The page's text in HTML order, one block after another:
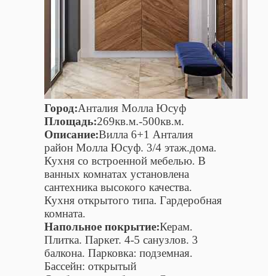
Город:Анталия Молла Юсуф
Площадь:269кв.м.-500кв.м.
Описание:Вилла 6+1 Анталия
район Молла Юсуф. 3/4 этаж.дома.
Кухня со встроенной мебелью. В
ванных комнатах установлена
сантехника высокого качества.
Кухня открытого типа. Гардеробная
комната.
Напольное покрытие:Керам.
Плитка. Паркет. 4-5 санузлов. 3
балкона. Парковка: подземная.
Бассейн: открытый